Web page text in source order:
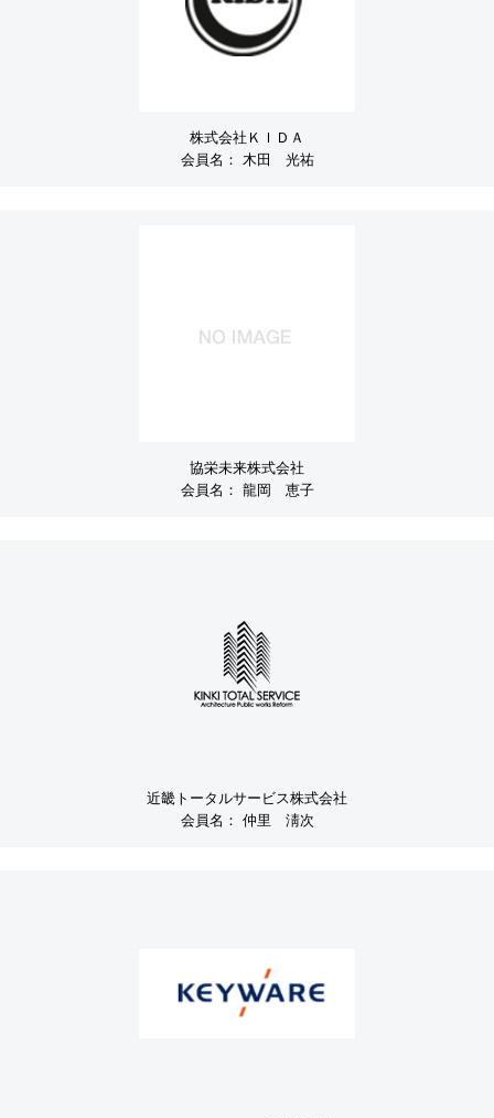
株式会社ＫＩＤＡ
会員名：
木田 光祐
協栄未来株式会社
会員名： 龍岡 恵子
近畿トータルサービス株式会社
会員名： 仲里 淸次